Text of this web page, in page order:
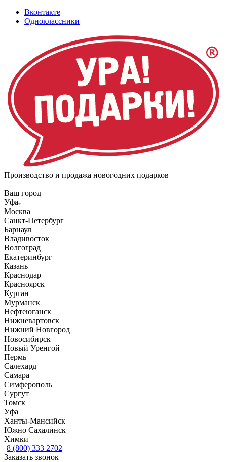
Вконтакте
Одноклассники
Производство и продажа новогодних подарков
Ваш город
Уфа
Москва
Санкт-Петербург
Барнаул
Владивосток
Волгоград
Екатеринбург
Казань
Краснодар
Красноярск
Курган
Мурманск
Нефтеюганск
Нижневартовск
Нижний Новгород
Новосибирск
Новый Уренгой
Пермь
Салехард
Самара
Симферополь
Сургут
Томск
Уфа
Ханты-Мансийск
Южно Сахалинск
Химки
8 (800) 333 2702
Заказать звонок